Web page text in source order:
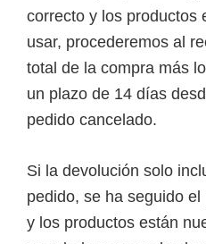
correcto y los productos
usar, procederemos al
total de la compra más
un plazo de 14 días
pedido cancelado.
Si la devolución solo
pedido, se ha seguido
y los productos están